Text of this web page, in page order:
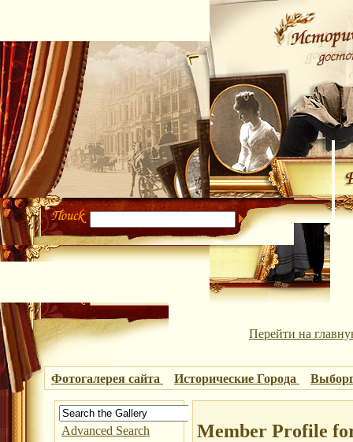
Перейти на
Фотогалерея сайта Исторические Города
Advanced Search Member Profile